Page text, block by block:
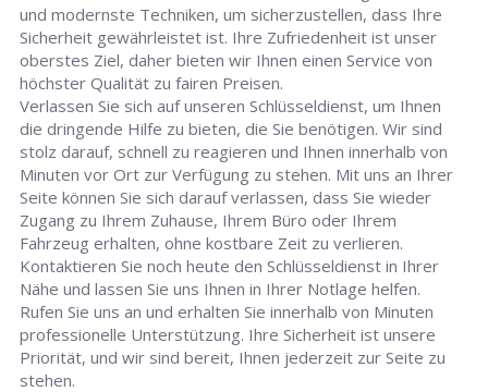
und modernste Techniken, um sicherzustellen, dass Ihre
Sicherheit gewährleistet ist. Ihre Zufriedenheit ist unser
oberstes Ziel, daher bieten wir Ihnen einen Service von
höchster Qualität zu fairen Preisen.
Verlassen Sie sich auf unseren Schlüsseldienst, um Ihnen
die dringende Hilfe zu bieten, die Sie benötigen. Wir sind
stolz darauf, schnell zu reagieren und Ihnen innerhalb von
Minuten vor Ort zur Verfügung zu stehen. Mit uns an Ihrer
Seite können Sie sich darauf verlassen, dass Sie wieder
Zugang zu Ihrem Zuhause, Ihrem Büro oder Ihrem
Fahrzeug erhalten, ohne kostbare Zeit zu verlieren.
Kontaktieren Sie noch heute den Schlüsseldienst in Ihrer
Nähe und lassen Sie uns Ihnen in Ihrer Notlage helfen.
Rufen Sie uns an und erhalten Sie innerhalb von Minuten
professionelle Unterstützung. Ihre Sicherheit ist unsere
Priorität, und wir sind bereit, Ihnen jederzeit zur Seite zu
stehen.